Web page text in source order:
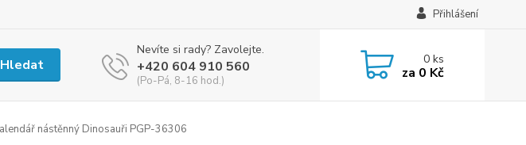
Přihlášení
Hledat
Nevíte si rady? Zavolejte.
+420 604 910 560
(Po-Pá, 8-16 hod.)
0ks
za 0 Kč
nástěnný Dinosauři PGP-36306